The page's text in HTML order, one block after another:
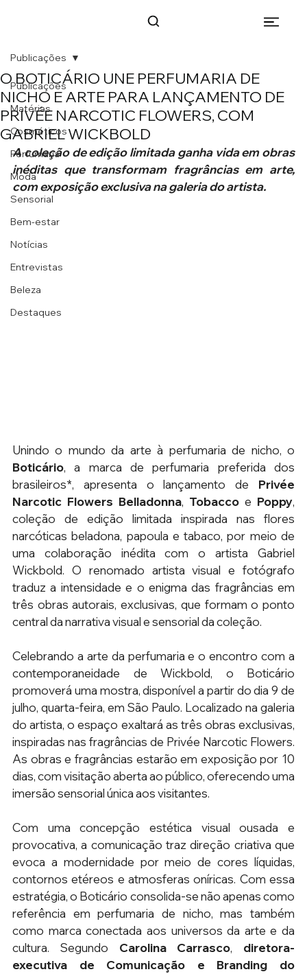
Publicações
Matérias
Cosméticos
Perfumaria
Moda
Sensorial
Bem-estar
Notícias
Entrevistas
Beleza
Destaques
Publicações
O BOTICÁRIO UNE PERFUMARIA DE
NICHO E ARTE PARA LANÇAMENTO DE
PRIVÉE NARCOTIC FLOWERS, COM
GABRIEL WICKBOLD
A coleção de edição limitada ganha vida em obras
inéditas que transformam fragrâncias em arte,
com exposição exclusiva na galeria do artista.
Boticário, a marca de perfumaria preferida dos
brasileiros*, apresenta o lançamento de Privée
Narcotic Flowers Belladonna, Tobacco e Poppy,
coleção de edição limitada inspirada nas flores
narcóticas beladona, papoula e tabaco, por meio de
uma colaboração inédita com o artista Gabriel
Wickbold. O renomado artista visual e fotógrafo
traduz a intensidade e o enigma das fragrâncias em
três obras autorais, exclusivas, que formam o ponto
central da narrativa visual e sensorial da coleção.
Celebrando a arte da perfumaria e o encontro com a
contemporaneidade de Wickbold, o Boticário
promoverá uma mostra, disponível a partir do dia 9 de
julho, quarta-feira, em São Paulo. Localizado na galeria
do artista, o espaço exaltará as três obras exclusivas,
inspiradas nas fragrâncias de Privée Narcotic Flowers.
As obras e fragrâncias estarão em exposição por 10
dias, com visitação aberta ao público, oferecendo uma
imersão sensorial única aos visitantes.
Com uma concepção estética visual ousada e
provocativa, a comunicação traz direção criativa que
evoca a modernidade por meio de cores líquidas,
contornos etéreos e atmosferas oníricas. Com essa
estratégia, o Boticário consolida-se não apenas como
referência em perfumaria de nicho, mas também
como marca conectada aos universos da arte e da
cultura. Segundo Carolina Carrasco, diretora-
executiva de Comunicação e Branding do